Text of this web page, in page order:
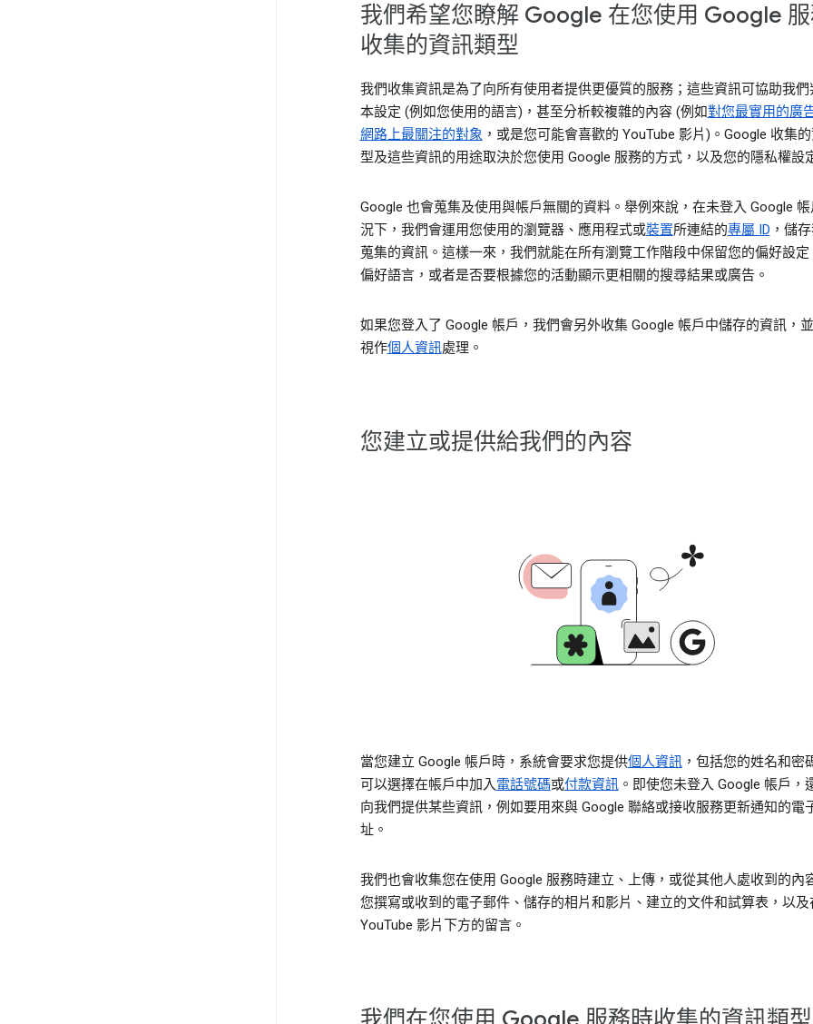
我們希望您瞭解 Google 在您使用 Google
收集的資訊類型
我們收集資訊是為了向所有使用者提供更優質的服務；這些資訊可協助我們
本設定 (例如您使用的語言)，甚至分析較複雜的內容 (例如對您最實用的廣
網路上最關注的對象 ，或是您可能會喜歡的 YouTube 影片)。Google 收集
型及這些資訊的用途取決於您使用 Google 服務的方式，以及您的隱私權設
Google 也會蒐集及使用與帳戶無關的資料。舉例來說，在未登入 Google
況下，我們會運用您使用的瀏覽器、應用程式或裝置所連結的專屬 ID ，儲
蒐集的資訊。這樣一來，我們就能在所有瀏覽工作階段中保留您的偏好設定
偏好語言，或者是否要根據您的活動顯示更相關的搜尋結果或廣告。
如果您登入了 Google 帳戶，我們會另外收集 Google 帳戶中儲存的資訊，
視作個人資訊處理。
您建立或提供給我們的內容
當您建立 Google 帳戶時，系統會要求您提供個人資訊 ，包括您的姓名和密
可以選擇在帳戶中加入 電話號碼或付款資訊 。即使您未登入 Google 帳戶，
向我們提供某些資訊，例如要用來與 Google 聯絡或接收服務更新通知的電
址。
我們也會收集您在使用 Google 服務時建立、上傳，或從其他人處收到的內
您撰寫或收到的電子郵件、儲存的相片和影片、建立的文件和試算表，以及
YouTube 影片下方的留言。